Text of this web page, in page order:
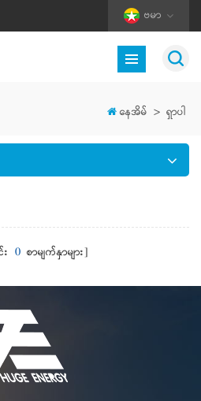
ဗမာ
နေအိမ် > ရှာပါ
0စာမျက်နှာများ]